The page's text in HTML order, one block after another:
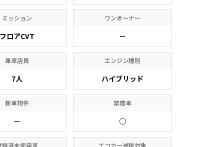
ミッション
ロアCVT
ワンオーナー
－
乗車店員
7人
エンジン種別
ハイブリッド
新車物件
－
禁煙車
○
録済未使用車 エコカー減税対象